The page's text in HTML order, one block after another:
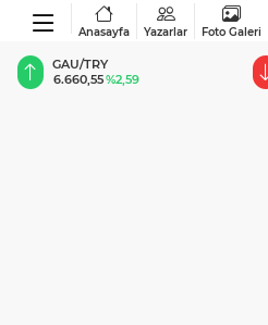
Anasayfa Yazarlar Foto Galeri
BIST 100
13.779,39%-0,14